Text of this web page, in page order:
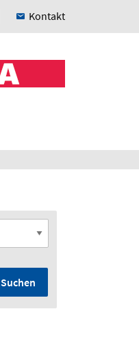
Kontakt
Suchen